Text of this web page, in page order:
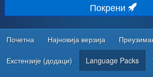
ЗАЈЕДНИЦА И ПОДРШКА
РЕСУРСИ ЗА РАЗВОЈ
Покрени
Почетна Најновија верзија
Екстензије (додаци) Language Packs